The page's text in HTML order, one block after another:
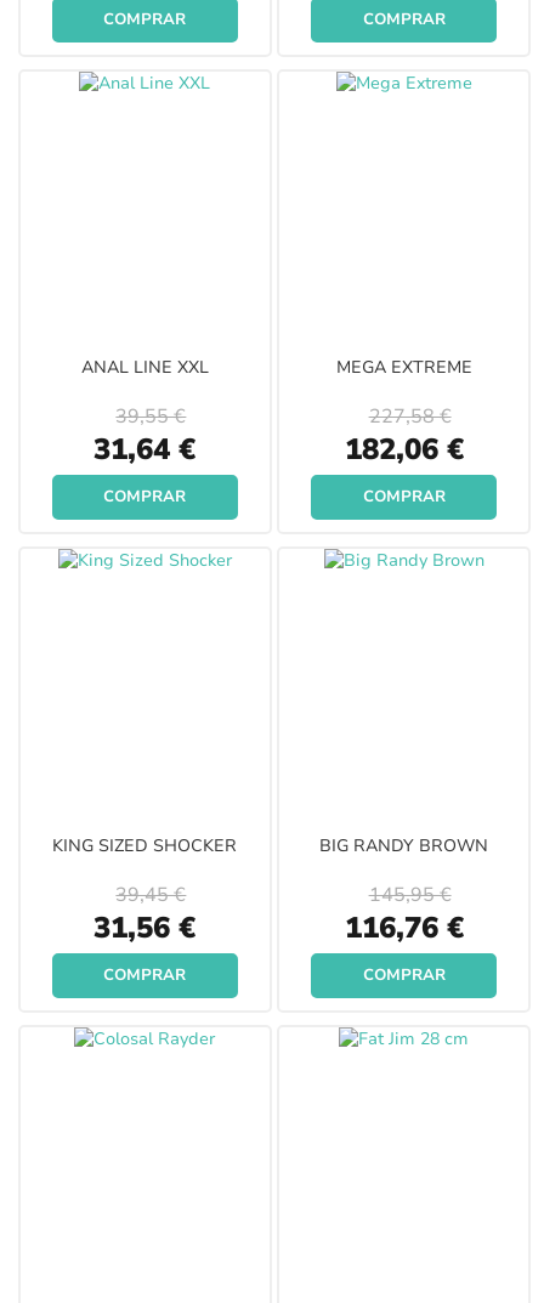
COMPRAR COMPRAR
ANAL LINE XXL
Special
Price
31,64 €
39,55 €
COMPRAR
MEGA EXTREME
Special
Price
182,06 €
227,58 €
COMPRAR
KING SIZED SHOCKER
Special
Price
31,56 €
39,45 €
COMPRAR
BIG RANDY BROWN
Special
Price
116,76 €
145,95 €
COMPRAR